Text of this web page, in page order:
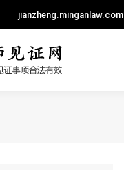
jianzheng.minganlaw.com